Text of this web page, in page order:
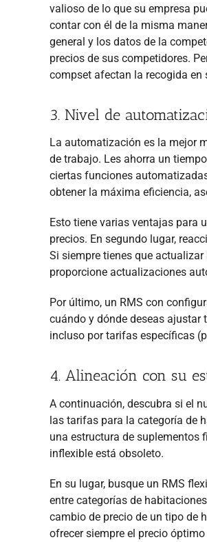
valioso de lo que su empresa
contar con él de la misma
general y los datos de la
precios de sus competidores.
compset afectan la recogida en
3. Nivel de
La automatización es la mejor
de trabajo. Les ahorra un
ciertas funciones
obtener la máxima eficiencia,
Esto tiene varias ventajas para
precios. En segundo lugar,
Si siempre tienes que
proporcione actualizaciones
Por último, un RMS con
cuándo y dónde deseas ajustar
incluso por tarifas específicas
4. Alineación con su
A continuación, descubra si el
las tarifas para la categoría de
una estructura de suplementos
inflexible está obsoleto.
En su lugar, busque un RMS
entre categorías de
cambio de precio de un tipo de
ofrecer siempre el precio